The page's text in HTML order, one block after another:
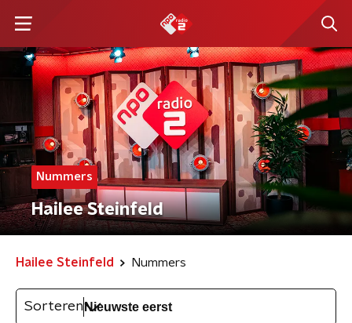
Nummers
Hailee Steinfeld
Hailee Steinfeld Nummers
Sorteren